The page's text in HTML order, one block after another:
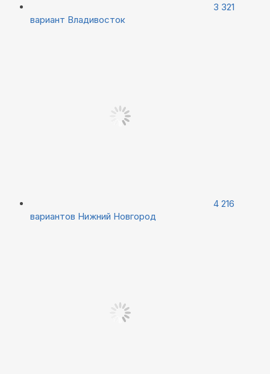
3 321
вариант Владивосток
4 216
вариантов Нижний Новгород